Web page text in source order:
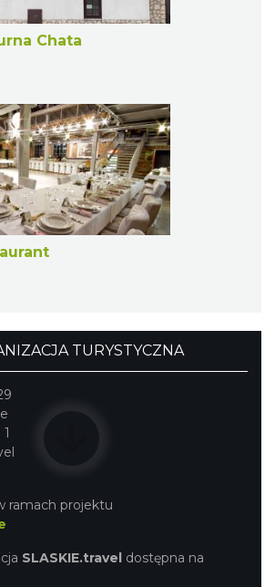
Chata
TURYSTYCZNA
ramach projektu
SLASKIE.travel dostępna na